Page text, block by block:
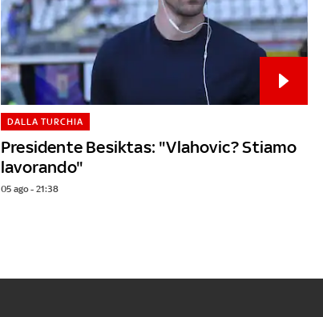
Presidente Besiktas: "Vlahovic? Stiamo
lavorando"
DALLA TURCHIA
05 ago - 21:38